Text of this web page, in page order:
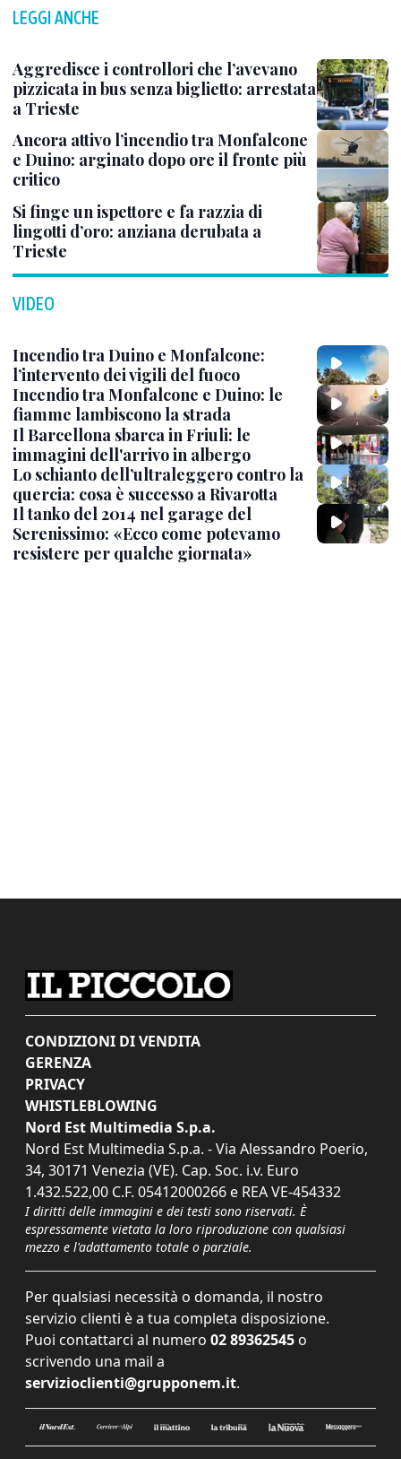
LEGGI ANCHE
Aggredisce i controllori che l’avevano
pizzicata in bus senza biglietto: arrestata
a Trieste
Ancora attivo l’incendio tra Monfalcone
e Duino: arginato dopo ore il fronte più
critico
Si finge un ispettore e fa razzia di
lingotti d’oro: anziana derubata a
Trieste
VIDEO
Incendio tra Duino e Monfalcone:
l’intervento dei vigili del fuoco
Incendio tra Monfalcone e Duino: le
fiamme lambiscono la strada
Il Barcellona sbarca in Friuli: le
immagini dell'arrivo in albergo
Lo schianto dell’ultraleggero contro la
quercia: cosa è successo a Rivarotta
Il tanko del 2014 nel garage del
Serenissimo: «Ecco come potevamo
resistere per qualche giornata»
CONDIZIONI DI VENDITA
GERENZA
PRIVACY
WHISTLEBLOWING
Nord Est Multimedia S.p.a.
Nord Est Multimedia S.p.a. - Via Alessandro Poerio,
34, 30171 Venezia (VE). Cap. Soc. i.v. Euro
1.432.522,00 C.F. 05412000266 e REA VE-454332
I diritti delle immagini e dei testi sono riservati. È
espressamente vietata la loro riproduzione con qualsiasi
mezzo e l'adattamento totale o parziale.
Per qualsiasi necessità o domanda, il nostro
servizio clienti è a tua completa disposizione.
Puoi contattarci al numero 02 89362545 o
scrivendo una mail a
servizioclienti@grupponem.it.